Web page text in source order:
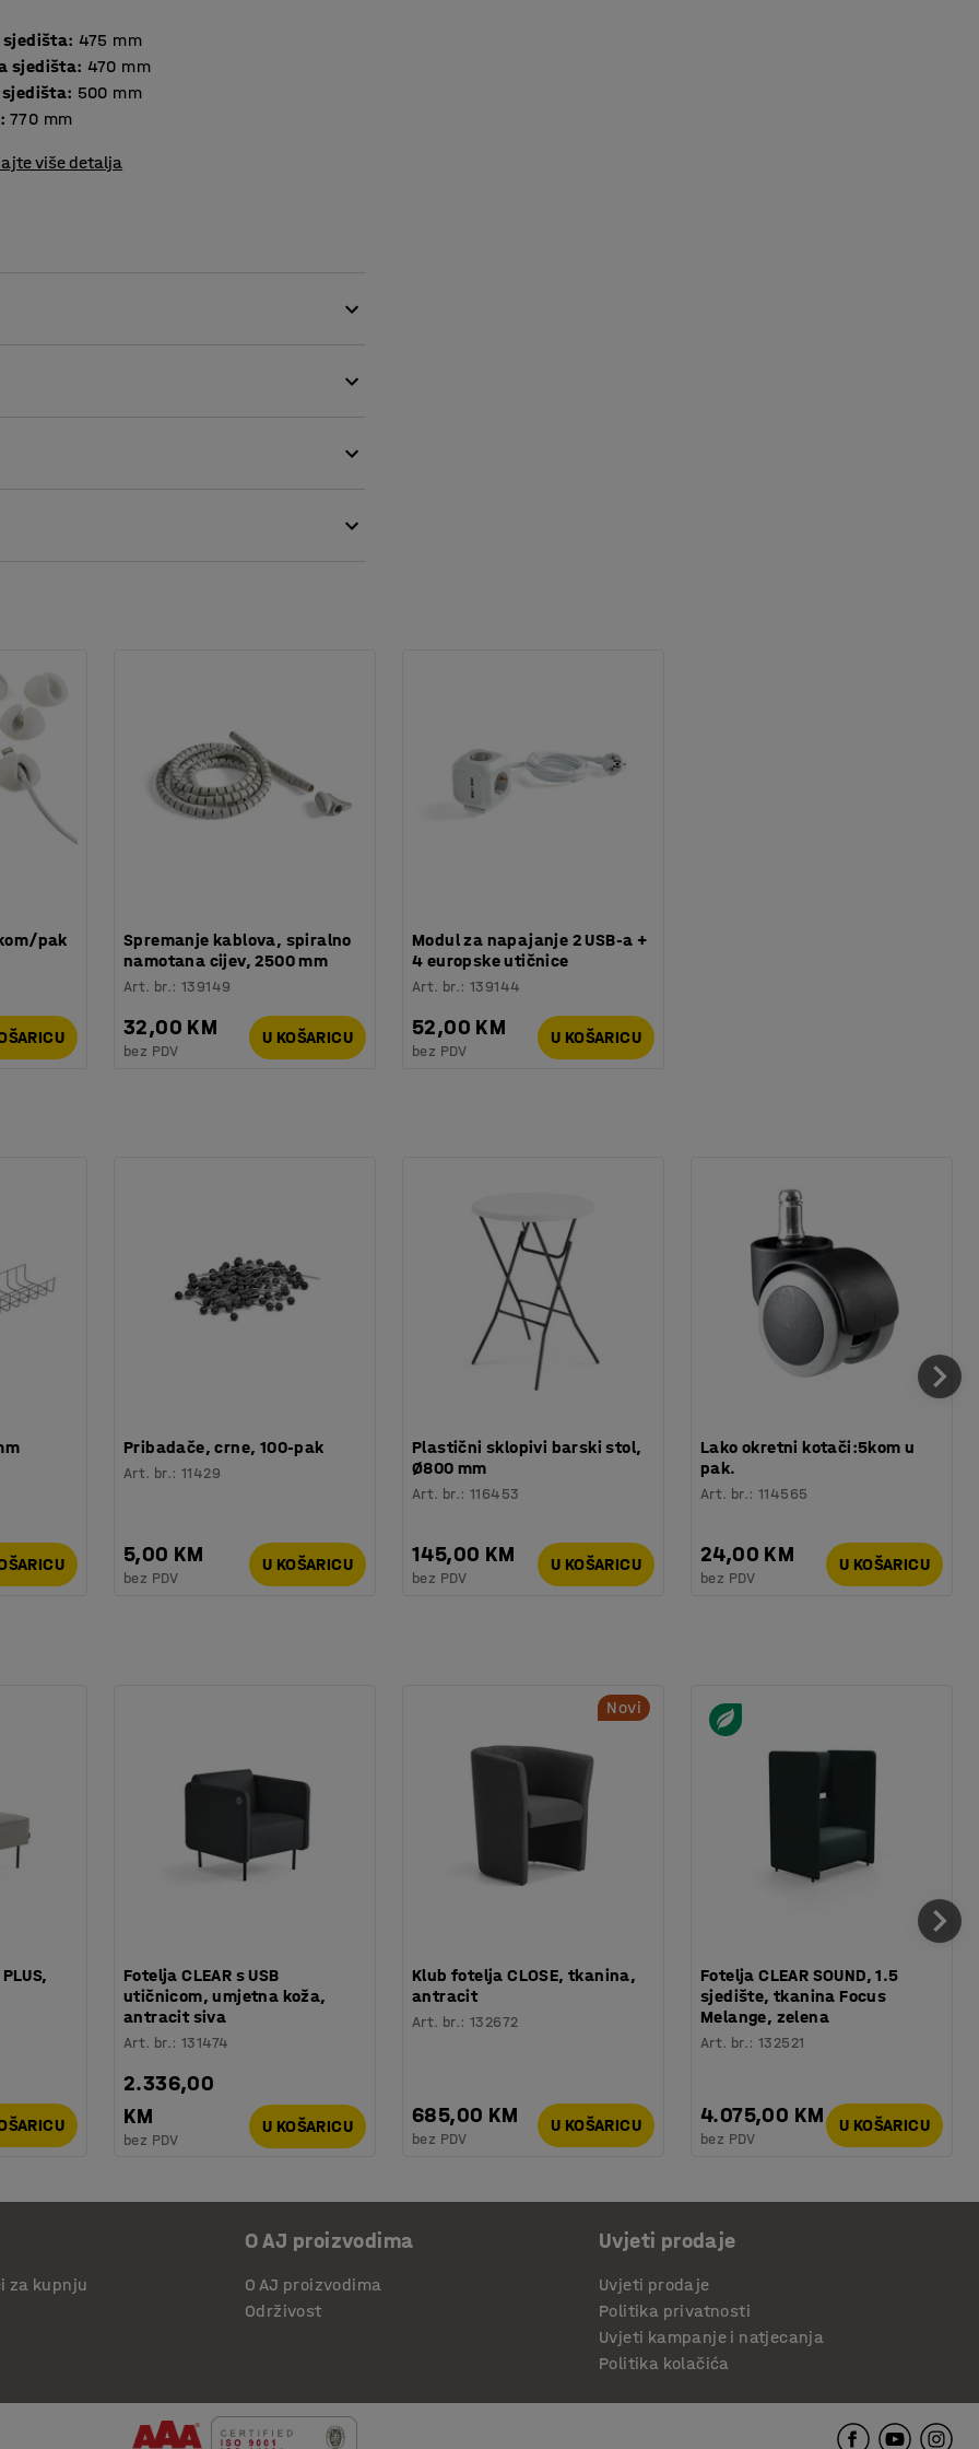
sjedišta: 475 mm
sjedišta: 470 mm
: 500 mm
: 770 mm
više detalja
i predvorja. Idealno je mjesto za
se može dezinficirati za uklanjanje
boji ili u dvije boje.
pak
Spremanje kablova, spiralno
namotana cijev, 2500 mm
Art. br.:139149
32,00 KM
bez PDV
U KOŠARICU
Modul za napajanje 2 USB-a +
4 europske utičnice
Art. br.:139144
52,00 KM
bez PDV
U KOŠARICU
Pribadače, crne, 100-pak
Art. br.:11429
5,00 KM
bez PDV
U KOŠARICU
Plastični sklopivi barski stol,
Ø800 mm
Art. br.:116453
145,00 KM
bez PDV
U KOŠARICU
Lako okretni kotači:5kom u
pak.
Art. br.:114565
24,00 KM
bez PDV
U KOŠARICU
Fotelja CLEAR s USB
utičnicom, umjetna koža,
antracit siva
Art. br.:131474
2.336,00
KM
bez PDV
U KOŠARICU
Novi
Klub fotelja CLOSE, tkanina,
antracit
Art. br.:132672
685,00 KM
bez PDV
U KOŠARICU
Fotelja CLEAR SOUND, 1.5
sjedište, tkanina Focus
Melange, zelena
Art. br.:132521
4.075,00 KM
bez PDV
U KOŠARICU
za kupnju
O AJ proizvodima
O AJ proizvodima
Održivost
Uvjeti prodaje
Uvjeti prodaje
Politika privatnosti
Uvjeti kampanje i natjecanja
Politika kolačića